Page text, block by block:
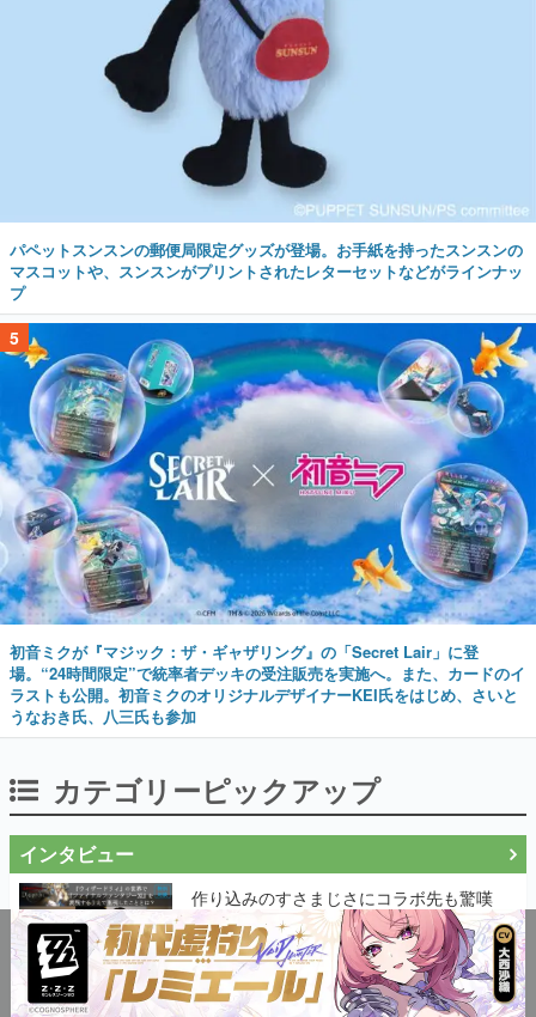
パペットスンスンの郵便局限定グッズが登場。お手紙を持ったスンスンの
マスコットや、スンスンがプリントされたレターセットなどがラインナッ
プ
5
初音ミクが『マジック：ザ・ギャザリング』の「Secret Lair」に登
場。“24時間限定”で統率者デッキの受注販売を実施へ。また、カードのイ
ラストも公開。初音ミクのオリジナルデザイナーKEI氏をはじめ、さいと
うなおき氏、八三氏も参加
カテゴリーピックアップ
インタビュー
作り込みのすさまじさにコラボ先も驚嘆
──『Wizardry Variants Daphne』
×『FFXI』コラボが期間限定なのにジョブ
もキャラも武器も戦闘システムもワンオフ
で作り込まれた理由を両ディレクターに聞